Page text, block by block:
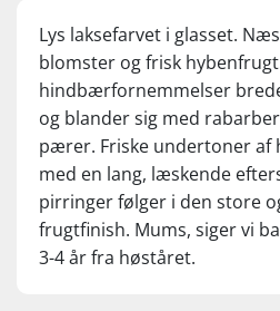
Lys laksefarvet i glasset.
blomster og frisk
hindbærfornemmelser
og blander sig med
pærer. Friske undertoner af
med en lang, læskende
pirringer følger i den store
frugtfinish. Mums, siger vi
3-4 år fra høståret.